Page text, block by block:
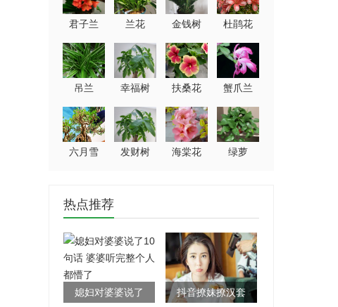
君子兰 兰花 金钱树 杜鹃花
吊兰 幸福树 扶桑花 蟹爪兰
六月雪 发财树 海棠花 绿萝
热点推荐
媳妇对婆婆说了
抖音撩妹撩汉套